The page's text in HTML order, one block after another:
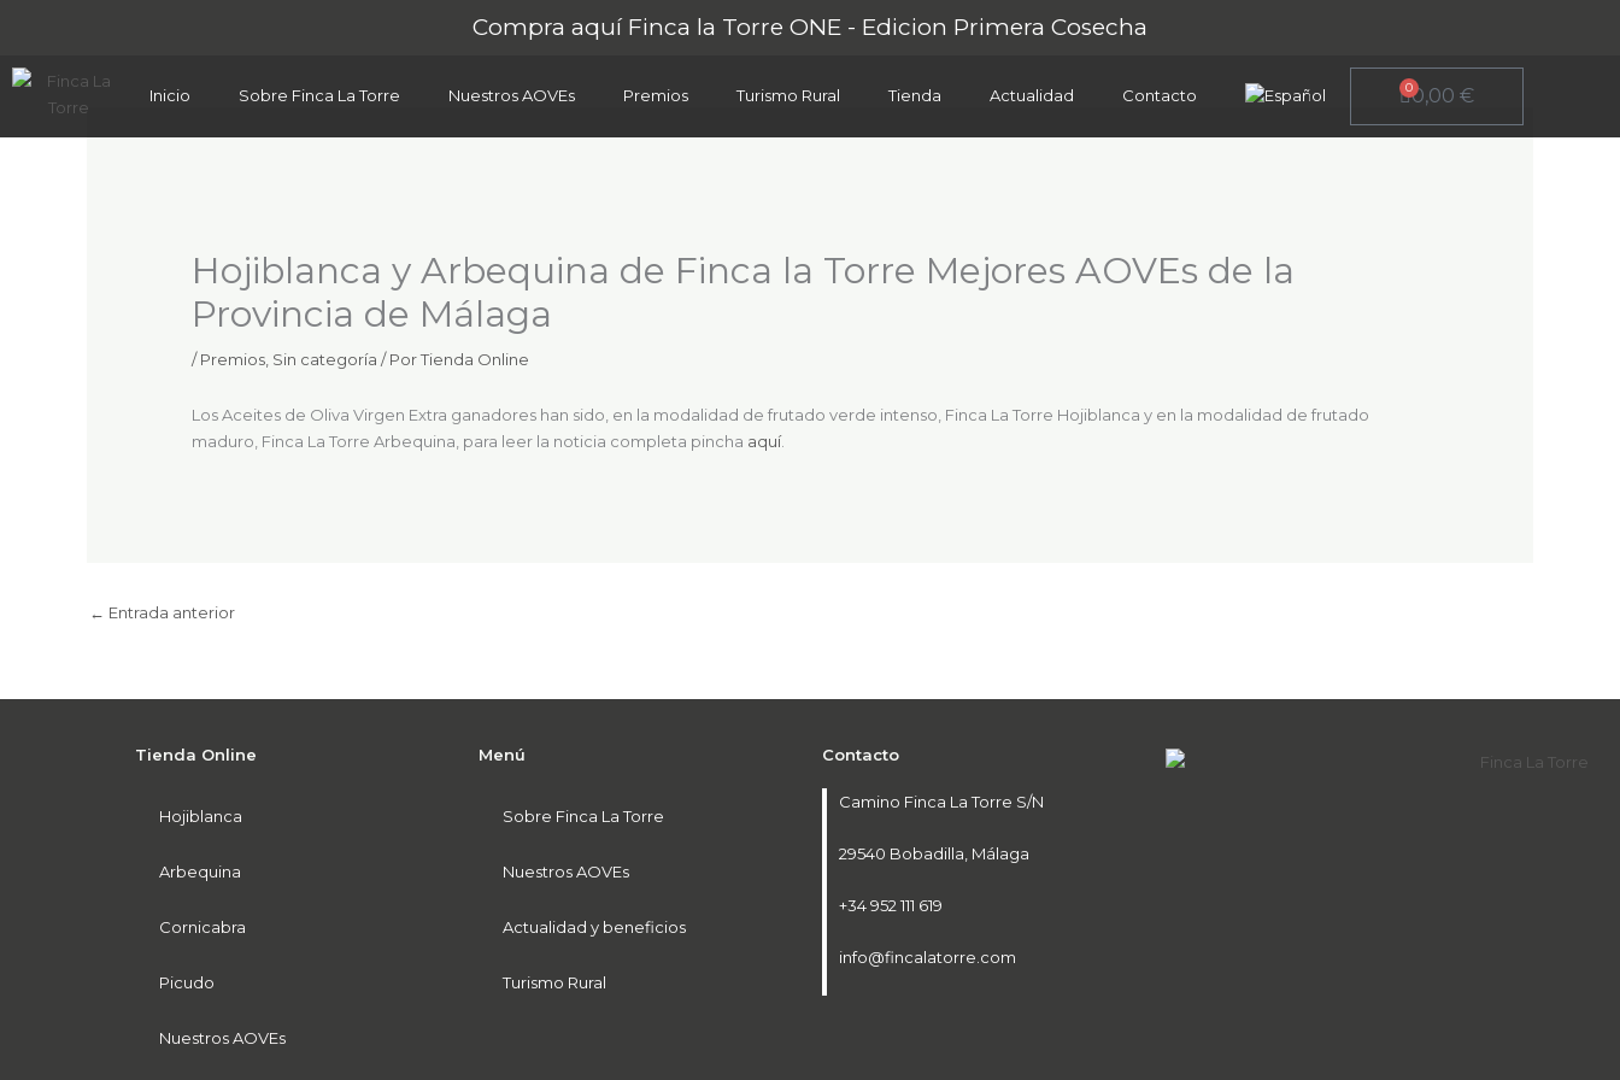
contenido
Compra aquí Finca la Torre ONE - Edicion Primera Cosecha
Inicio Sobre Finca La Torre Nuestros AOVEs Premios Turismo Rural Tienda Actualidad Contacto 0,00€
0
Carrito
Hojiblanca y Arbequina de Finca la Torre Mejores AOVEs de la
Provincia de Málaga
/Premios, Sin categoría / PorTienda Online
Los Aceites de Oliva Virgen Extra ganadores han sido, en la modalidad de frutado verde intenso, Finca La Torre Hojiblanca y en la modalidad de frutado
maduro, Finca La Torre Arbequina, para leer la noticia completa pincha aquí.
← Entrada anterior
Tienda Online
Hojiblanca
Arbequina
Cornicabra
Picudo
Nuestros AOVEs
Menú
Sobre Finca La Torre
Nuestros AOVEs
Actualidad y beneficios
Turismo Rural
Contacto
Camino Finca La Torre S/N
29540 Bobadilla, Málaga
+34 952 111 619
info@fincalatorre.com